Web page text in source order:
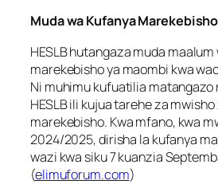
Muda wa Kufanya Marekebisho
HESLB hutangaza muda
marekebisho ya maombi kwa
Ni muhimu kufuatilia matangazo
HESLB ili kujua tarehe za
marekebisho. Kwa mfano, kwa
2024/2025, dirisha la kufanya
wazi kwa siku 7 kuanzia
(elimuforum.com)